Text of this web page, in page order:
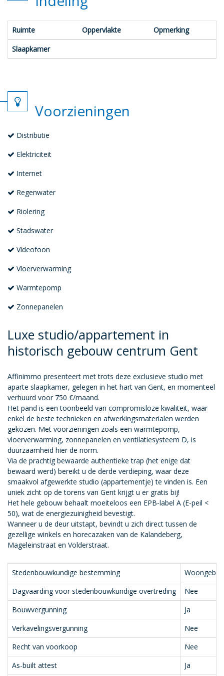
Ruimte Oppervlakte
Opmerking
Slaapkamer
Voorzieningen
Distributie
Elektriciteit
Internet
Regenwater
Riolering
Stadswater
Videofoon
Vloerverwarming
Warmtepomp
Zonnepanelen
Luxe studio/appartement in
historisch gebouw centrum Gent
Affinimmo presenteert met trots deze exclusieve studio met
aparte slaapkamer, gelegen in het hart van Gent, en momenteel
verhuurd voor 750 €/maand.
Het pand is een toonbeeld van compromisloze kwaliteit, waar
enkel de beste technieken en afwerkingsmaterialen werden
gekozen. Met voorzieningen zoals een warmtepomp,
vloerverwarming, zonnepanelen en ventilatiesysteem D, is
duurzaamheid hier de norm.
Via de prachtig bewaarde authentieke trap (het enige dat
bewaard werd) bereikt u de derde verdieping, waar deze
smaakvol afgewerkte studio (appartementje) te vinden is. Een
uniek zicht op de torens van Gent krijgt u er gratis bij!
Het hele gebouw behaalt moeiteloos een EPB-label A (E-peil <
50), wat de energiezuinigheid bevestigt.
Wanneer u de deur uitstapt, bevindt u zich direct tussen de
gezellige winkels en horecazaken van de Kalandeberg,
Mageleinstraat en Volderstraat.
Stedenbouwkundige bestemming
Dagvaarding voor stedenbouwkundige overtreding
Nee
Bouwvergunning
Ja
Verkavelingsvergunning
Nee
Recht van voorkoop
Nee
As-built attest
Ja